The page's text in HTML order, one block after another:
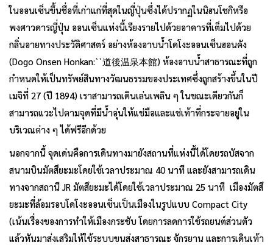
ในออนเซ็นขึ้นชื่อที่เก่าแก่ที่สุดในญี่ปุ่นซึ่งได้ปรากฏในนิฮนโชกิหรือ
พงศาวดารญี่ปุ่น ออนเซ็นแห่งนี้เรียงรายไปด้วยอาคารที่เต็มไปด้วย
กลิ่นอายทางประวัติศาสตร์ อย่างห้องอาบน้ำโดโงะออนเซ็นฮอนคัง
(Dogo Onsen Honkan:``道後温泉本館) ห้องอาบน้ำสาธารณะที่ถูก
กำหนดให้เป็นทรัพย์สินทางวัฒนธรรมของประเทศซึ่งถูกสร้างขึ้นในปี
เมจิที่ 27 (ปี 1894) เราสามารถเดินเล่นเพลิน ๆ ในขณะเดียวกันก็
สามารถแวะไปตามจุดที่มีน้ำอุ่นให้แช่มือและแช่เท้าที่กระจายอยู่ใน
บริเวณต่าง ๆ ได้ฟรีอีกด้วย
นอกจากนี้ จุดเด่นคือการเดินทางมายังสถานที่แห่งนี้ได้โดยรถบัสจาก
สนามบินมัตสึยะมะโดยใช้เวลาประมาณ 40 นาที และยังสามารถเดิน
ทางจากสถานี JR มัตสึยะมะได้โดยใช้เวลาประมาณ 25 นาที เมืองมัตสึ
ยะมะที่ล้อมรอบโดโงะออนเซ็นเป็นเมืองในรูปแบบ Compact City
(เน้นเรื่องของการทำให้เมืองกระชับ โดยการลดการใช้รถยนต์ส่วนตัว
แล้วหันมาส่งเสริมให้ใช้ระบบขนส่งสาธารณะ จักรยาน และการเดินเท้า